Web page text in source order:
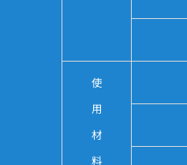
使
用
材
料